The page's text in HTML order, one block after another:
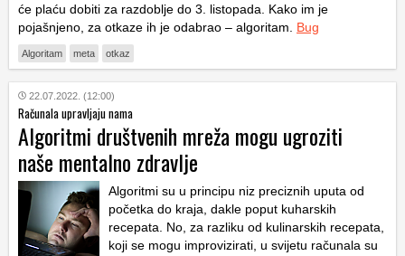
će plaću dobiti za razdoblje do 3. listopada. Kako im je
pojašnjeno, za otkaze ih je odabrao – algoritam. Bug
Algoritam meta otkaz
22.07.2022. (12:00)
Računala upravljaju nama
Algoritmi društvenih mreža mogu ugroziti
naše mentalno zdravlje
Algoritmi su u principu niz preciznih uputa od
početka do kraja, dakle poput kuharskih
recepata. No, za razliku od kulinarskih recepata,
koji se mogu improvizirati, u svijetu računala su